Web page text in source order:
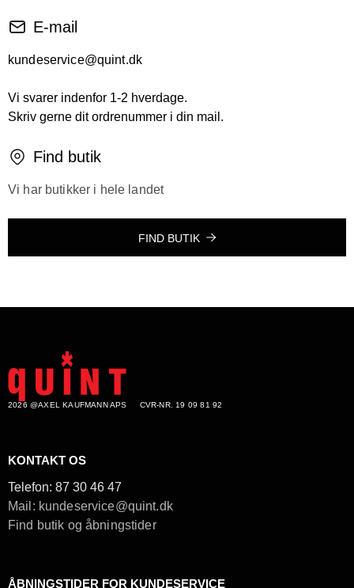
E-mail
kundeservice@quint.dk
Vi svarer indenfor 1-2 hverdage.
Skriv gerne dit ordrenummer i din mail.
Find butik
Vi har butikker i hele landet
FIND BUTIK
2026 @AXEL KAUFMANN APS CVR-NR. 19 09 81 92
KONTAKT OS
Telefon: 87 30 46 47
Mail: kundeservice@quint.dk
Find butik og åbningstider
ÅBNINGSTIDER FOR KUNDESERVICE